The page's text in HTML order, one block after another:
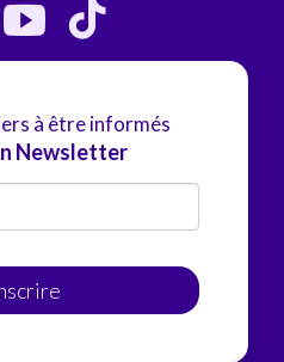
à être informés
Newsletter